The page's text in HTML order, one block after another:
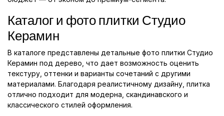
Каталог и фото плитки Студио
Керамин
В каталоге представлены детальные фото плитки Студио
Керамин под дерево, что дает возможность оценить
текстуру, оттенки и варианты сочетаний с другими
материалами. Благодаря реалистичному дизайну, плитка
отлично подходит для модерна, скандинавского и
классического стилей оформления.